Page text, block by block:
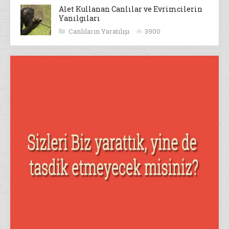
Alet Kullanan Canlılar ve Evrimcilerin
Yanılgıları
Canlıların Yaratılışı 3900